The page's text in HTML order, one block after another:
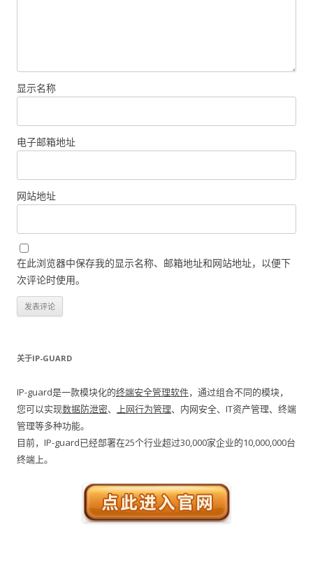
显示名称
电子邮箱地址
网站地址
在此浏览器中保存我的显示名称、邮箱地址和网站地址，以便下
次评论时使用。
关于IP-GUARD
IP-guard是一款模块化的终端安全管理软件，通过组合不同的模块，
您可以实现数据防泄密、 上网行为管理、内网安全、IT资产管理、终端
管理等多种功能。
目前，IP-guard已经部署在25个行业超过30,000家企业的10,000,000台
终端上。